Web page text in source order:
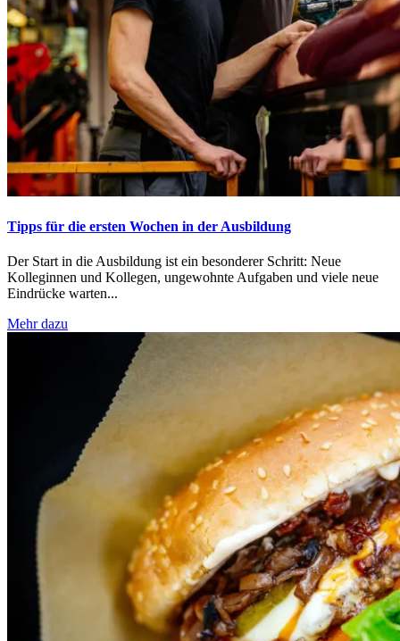
Tipps für die ersten Wochen in der Ausbildung
Der Start in die Ausbildung ist ein besonderer Schritt: Neue
Kolleginnen und Kollegen, ungewohnte Aufgaben und viele neue
Eindrücke warten...
Mehr dazu